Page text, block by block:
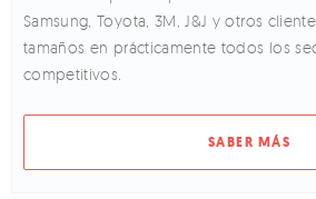
Samsung, Toyota, 3M, J&J y otros
tamaños en prácticamente todos los
competitivos.
SABER MÁS